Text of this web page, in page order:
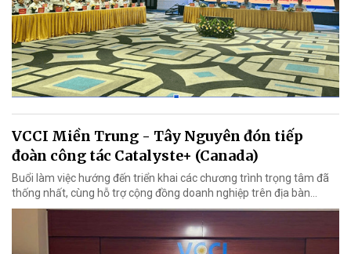
VCCI Miền Trung - Tây Nguyên đón tiếp
đoàn công tác Catalyste+ (Canada)
Buổi làm việc hướng đến triển khai các chương trình trọng tâm đã
thống nhất, cùng hỗ trợ cộng đồng doanh nghiệp trên địa bàn...